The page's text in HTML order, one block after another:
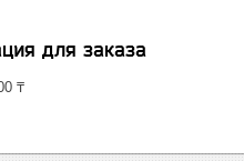
для заказа
₸